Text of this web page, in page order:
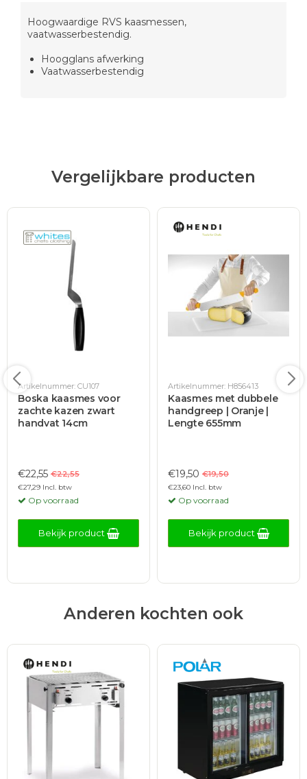
Hoogwaardige RVS kaasmessen,
vaatwasserbestendig.
Hoogglans afwerking
Vaatwasserbestendig
Vergelijkbare producten
Artikelnummer: CU107
Boska kaasmes voor
zachte kazen zwart
handvat 14cm
€22,55 €22,55
€27,29 Incl. btw
Op voorraad
Bekijk product
Artikelnummer: H856413
Kaasmes met dubbele
handgreep | Oranje |
Lengte 655mm
€19,50 €19,50
€23,60 Incl. btw
Op voorraad
Bekijk product
Anderen kochten ook